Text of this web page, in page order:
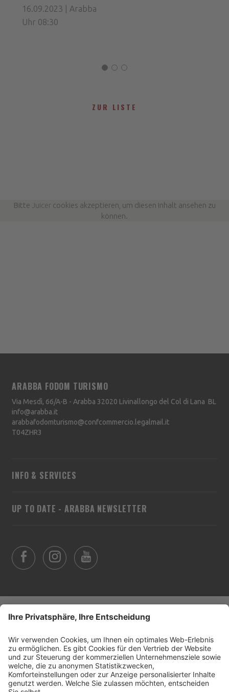
16.09.2023 | Arabba
Uhr 08:30
ZUR LISTE
Bitte Juicercookies akzeptieren, um diesen Inhalt ansehen zu
können.
UP TO DATE - ARABBA NEWSLETTER
ARABBA FODOM TURISMO
Via Mesdì, 66/A-B - Arabba 32020 Livinallongo del Col di Lana BL
info@arabba.it
arabbafodomturismo@confcommercio.legalmail.it
T04ZHR3
INFO & SERVICES